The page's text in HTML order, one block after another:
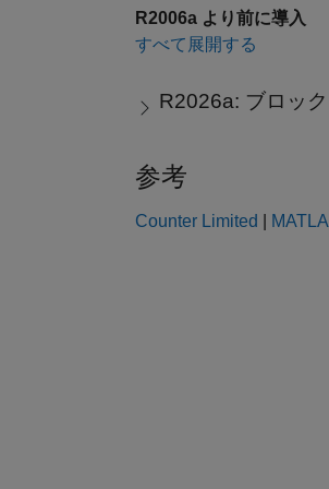
R2006a より前に導入
すべて展開する
R2026a: ブロッ
参考
Counter Limited